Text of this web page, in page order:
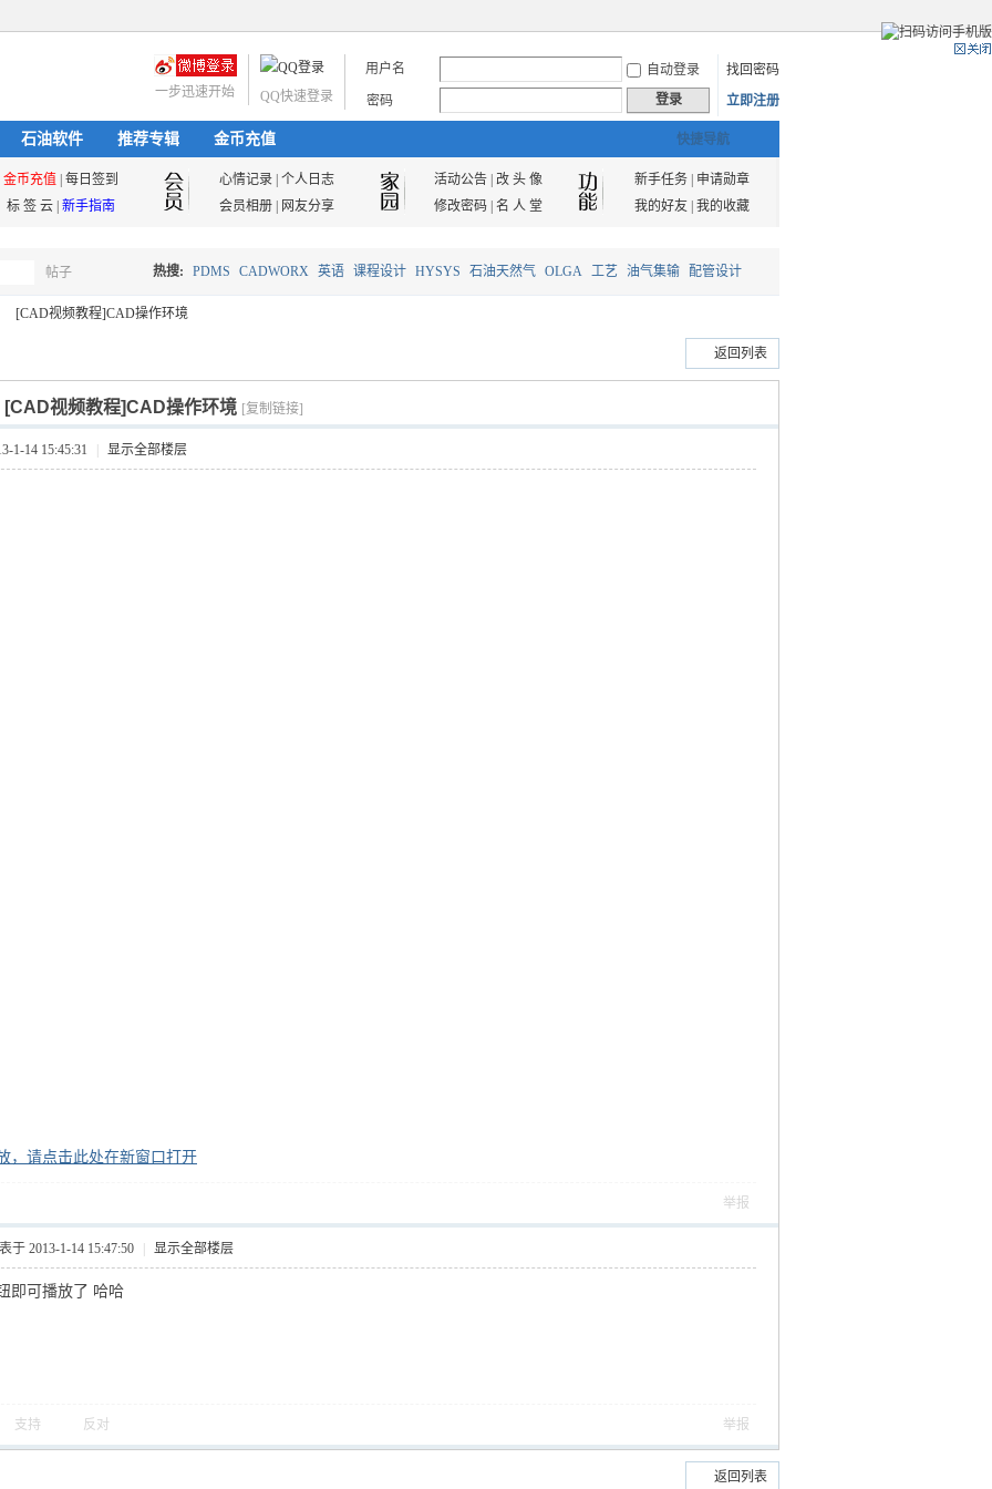
用户名 自动登录
找回密码
密码
登录 立即注册
QQ快速登录
一步迅速开始
快捷导航
石油软件 推荐专辑 金币充值
金币充值 每日签到 心情记录 个人日志 活动公告| 改 头 像 新手任务|
申请勋章
标 签 云 新手指南 会员相册 网友分享 修改密码| 名 人 堂 我的好友| 我的收藏
帖子
搜
索
热搜: PDMS CADWORX 英语 课程设计 HYSYS 石油天然气 OLGA 工艺 油气集输 配管设计
油气储运
[CAD视频教程]CAD操作环境
返回列表
[CAD视频教程]CAD操作环境 [复制链接]
1-14 15:45:31 显示全部楼层
，请点击此处在新窗口打开
举报
于 2013-1-14 15:47:50 显示全部楼层
即可播放了 哈哈
支持 反对 举报
返回列表